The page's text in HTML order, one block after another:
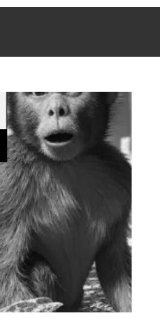
do sucesso
não é a resposta